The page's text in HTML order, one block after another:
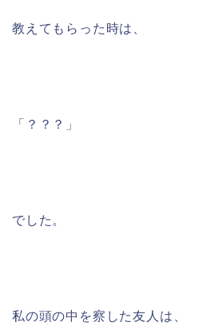
教えてもらった時は、
「？？？」
でした。
私の頭の中を察した友人は、